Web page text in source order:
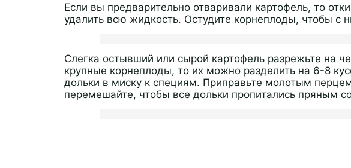
Если вы предварительно отваривали картофель, то
удалить всю жидкость. Остудите корнеплоды, чтобы с
Слегка остывший или сырой картофель разрежьте на
крупные корнеплоды, то их можно разделить на 6-8
дольки в миску к специям. Приправьте молотым
перемешайте, чтобы все дольки пропитались пряным